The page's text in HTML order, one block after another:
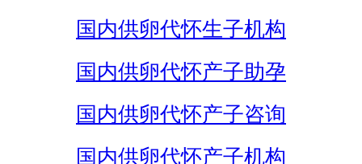
国内供卵代怀生子机构
国内供卵代怀产子助孕
国内供卵代怀产子咨询
国内供卵代怀产子机构